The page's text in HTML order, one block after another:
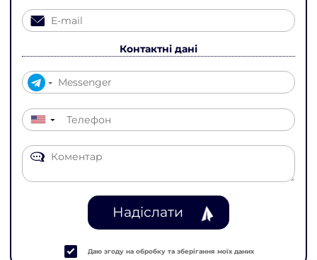
Контактні дані
▼
Надіслати
Даю згоду на обробку та зберігання моїх даних